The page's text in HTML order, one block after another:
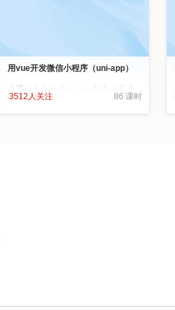
用vue开发微信小程序（uni-app）
带你使用现在前端最火的vue语法来
3512人关注 86 课时